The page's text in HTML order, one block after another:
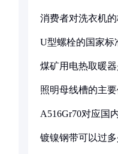
消费者对洗衣机
U型螺栓的国家标
煤矿用电热取暖
照明母线槽的主
A516Gr70对应国
镀镍钢带可以过